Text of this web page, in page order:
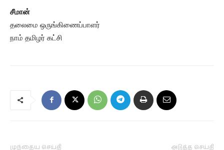
சீமான்
தலைமை ஒருங்கிணைப்பாளர்
நாம் தமிழர் கட்சி
முந்தைய செய்தி அடுத்த செய்தி